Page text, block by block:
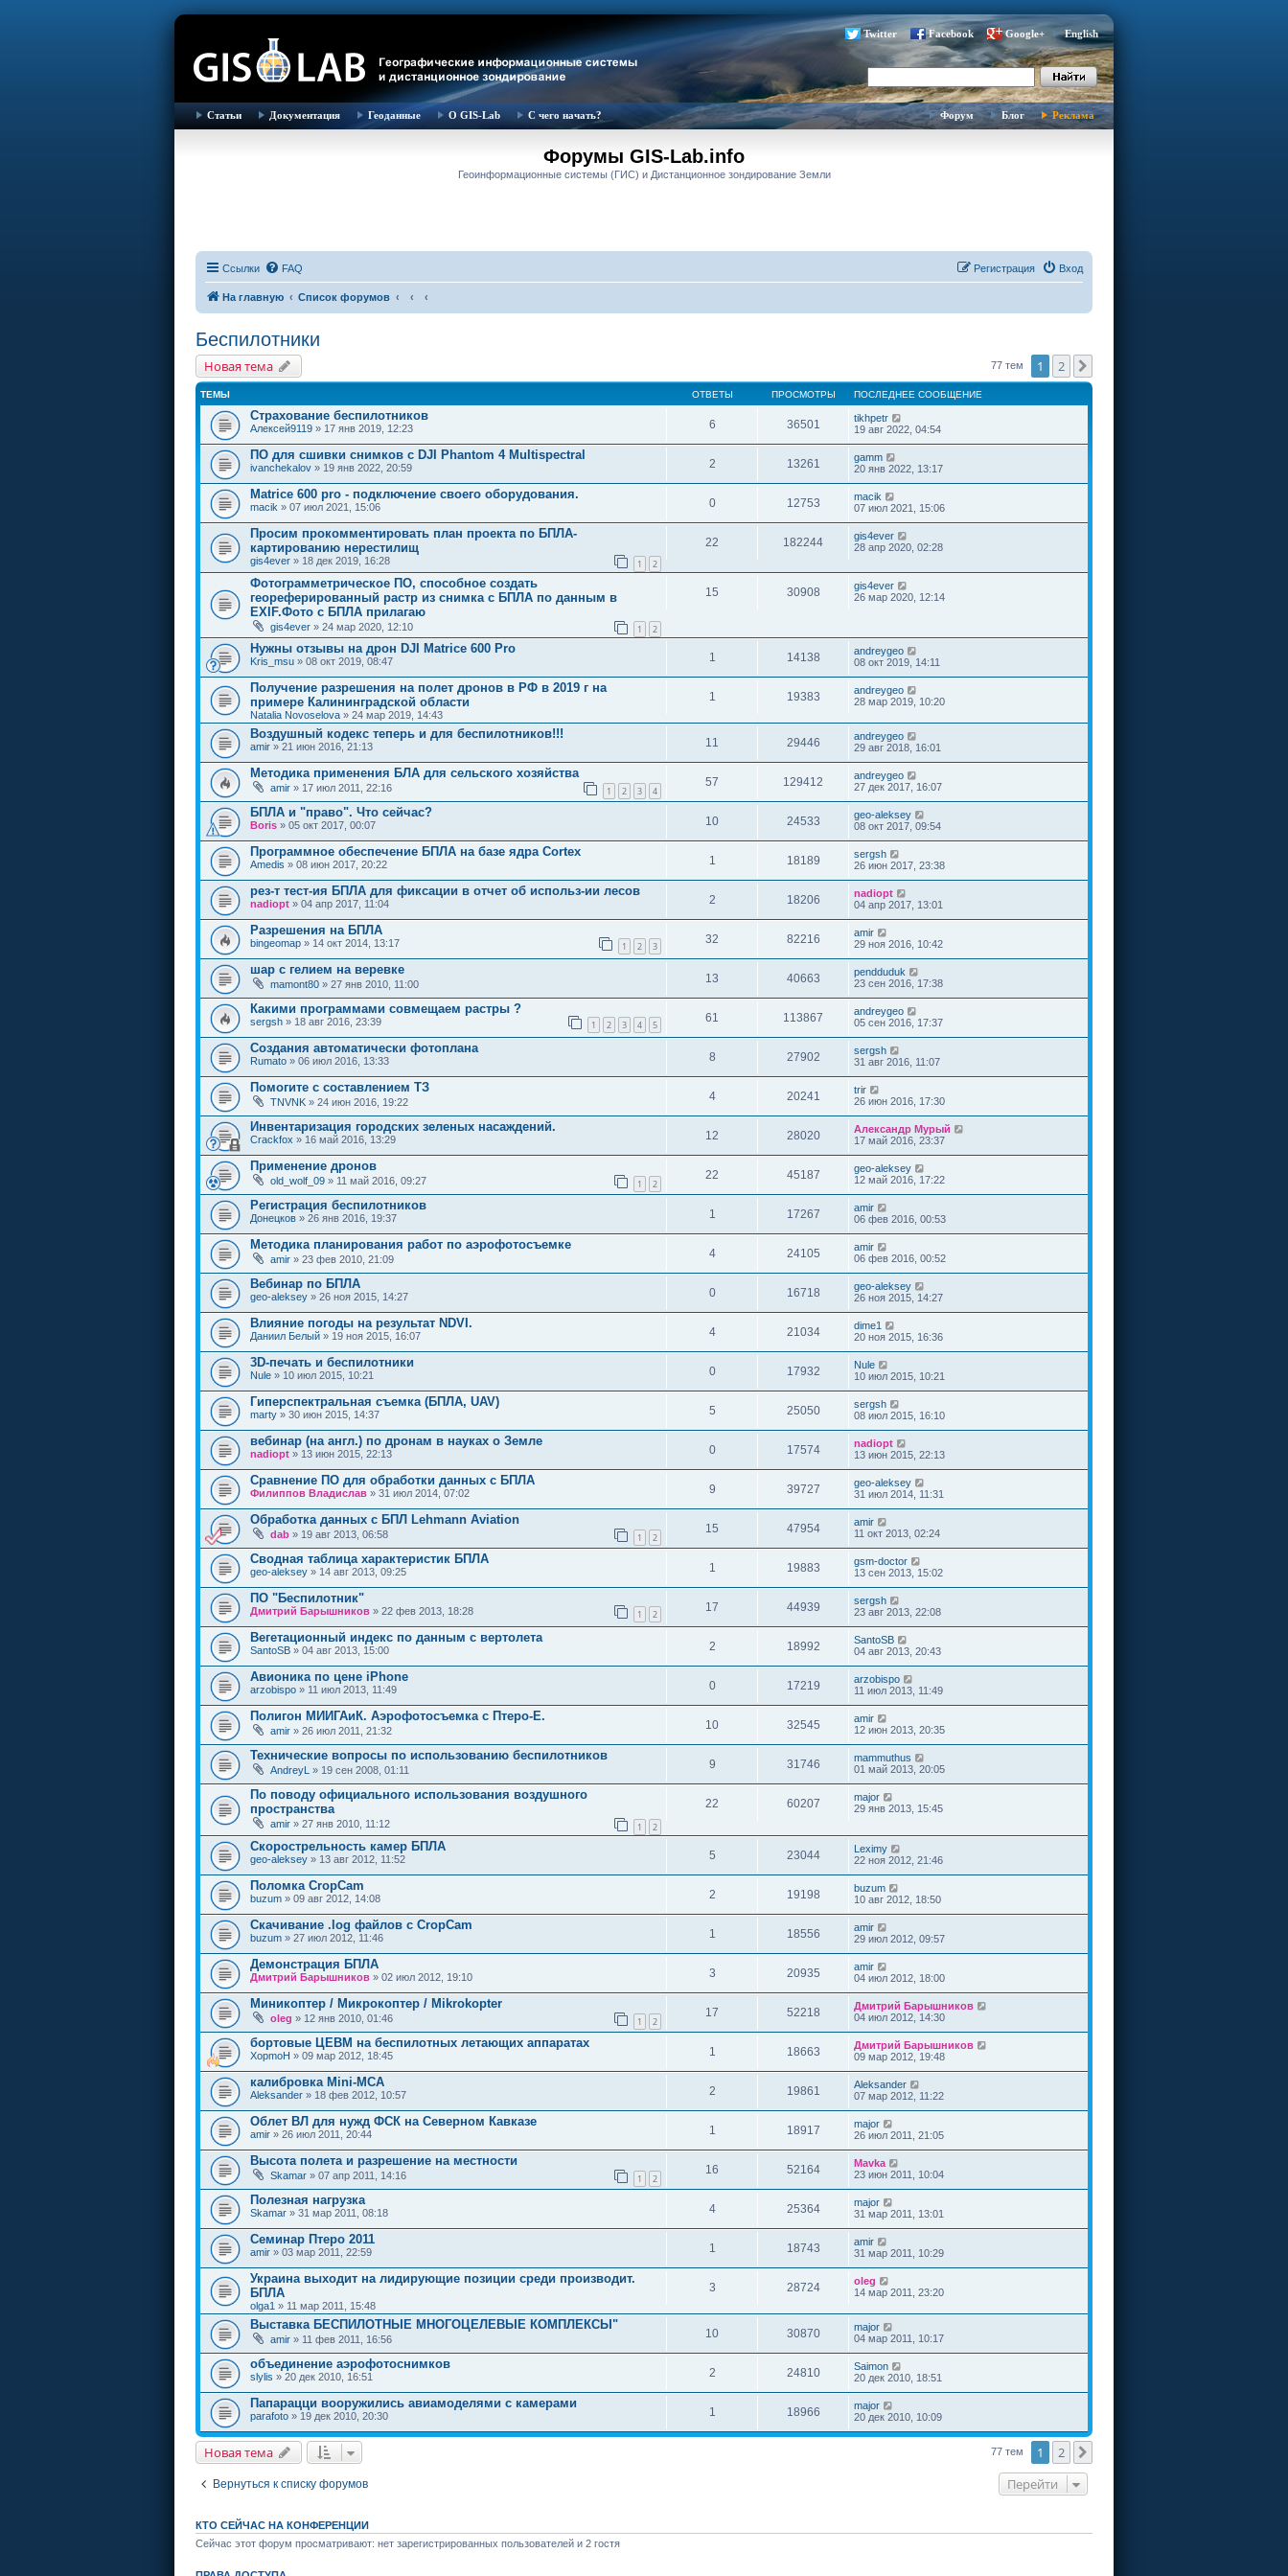
Twitter Facebook Google+ English
Статьи Документация Геоданные О GIS-Lab С чего начать? Форум Блог Реклама
Форумы GIS-Lab.info
Геоинформационные системы (ГИС) и Дистанционное зондирование Земли
Ссылки FAQ Вход
Регистрация
На главную Список форумов
Беспилотники
Новая тема 77 тем 1 2
ТЕМЫ ОТВЕТЫ ПРОСМОТРЫ ПОСЛЕДНЕЕ СООБЩЕНИЕ
Страхование беспилотников
Алексей9119 » 17 янв 2019, 12:23 6 36501
tikhpetr
19 авг 2022, 04:54
ПО для сшивки снимков с DJI Phantom 4 Multispectral
ivanchekalov » 19 янв 2022, 20:59 2 13261
gamm
20 янв 2022, 13:17
Matrice 600 pro - подключение своего оборудования.
macik » 07 июл 2021, 15:06 0 12753
macik
07 июл 2021, 15:06
Просим прокомментировать план проекта по БПЛА-
картированию нерестилищ
gis4ever » 18 дек 2019, 16:28 1 2
22 182244
gis4ever
28 апр 2020, 02:28
Фотограмметрическое ПО, способное создать
геореферированный растр из снимка с БПЛА по данным в
EXIF.Фото с БПЛА прилагаю
gis4ever » 24 мар 2020, 12:10 1 2
15 30908
gis4ever
26 мар 2020, 12:14
Нужны отзывы на дрон DJI Matrice 600 Pro
Kris_msu » 08 окт 2019, 08:47 1 14138
andreygeo
08 окт 2019, 14:11
Получение разрешения на полет дронов в РФ в 2019 г на
примере Калининградской области
Natalia Novoselova » 24 мар 2019, 14:43
1 19383
andreygeo
28 мар 2019, 10:20
Воздушный кодекс теперь и для беспилотников!!!
amir » 21 июн 2016, 21:13 11 29446
andreygeo
29 авг 2018, 16:01
Методика применения БЛА для сельского хозяйства
amir » 17 июл 2011, 22:16 1 2 3 4
57 129412
andreygeo
27 дек 2017, 16:07
БПЛА и "право". Что сейчас?
Boris » 05 окт 2017, 00:07 10 24533
geo-aleksey
08 окт 2017, 09:54
Программное обеспечение БПЛА на базе ядра Cortex
Amedis » 08 июн 2017, 20:22 1 18189
sergsh
26 июн 2017, 23:38
рез-т тест-ия БПЛА для фиксации в отчет об использ-ии лесов
nadiopt » 04 апр 2017, 11:04 2 18206
nadiopt
04 апр 2017, 13:01
Разрешения на БПЛА
bingeomap » 14 окт 2014, 13:17 1 2 3
32 82216
amir
29 ноя 2016, 10:42
шар с гелием на веревке
mamont80 » 27 янв 2010, 11:00 13 40663
pendduduk
23 сен 2016, 17:38
Какими программами совмещаем растры ?
sergsh » 18 авг 2016, 23:39 1 2 3 4 5
61 113867
andreygeo
05 сен 2016, 17:37
Создания автоматически фотоплана
Rumato » 06 июл 2016, 13:33 8 27902
sergsh
31 авг 2016, 11:07
Помогите с составлением ТЗ
TNVNK » 24 июн 2016, 19:22 4 20241
trir
26 июн 2016, 17:30
Инвентаризация городских зеленых насаждений.
Crackfox » 16 май 2016, 13:29 12 28020
Александр Мурый
17 май 2016, 23:37
Применение дронов
old_wolf_09 » 11 май 2016, 09:27 1 2
22 45187
geo-aleksey
12 май 2016, 17:22
Регистрация беспилотников
Донецков » 26 янв 2016, 19:37 1 17267
amir
06 фев 2016, 00:53
Методика планирования работ по аэрофотосъемке
amir » 23 фев 2010, 21:09 4 24105
amir
06 фев 2016, 00:52
Вебинар по БПЛА
geo-aleksey » 26 ноя 2015, 14:27 0 16718
geo-aleksey
26 ноя 2015, 14:27
Влияние погоды на результат NDVI.
Даниил Белый » 19 ноя 2015, 16:07 4 21034
dime1
20 ноя 2015, 16:36
3D-печать и беспилотники
Nule » 10 июл 2015, 10:21 0 17932
Nule
10 июл 2015, 10:21
Гиперспектральная съемка (БПЛА, UAV)
marty » 30 июн 2015, 14:37 5 25050
sergsh
08 июл 2015, 16:10
вебинар (на англ.) по дронам в науках о Земле
nadiopt » 13 июн 2015, 22:13 0 17574
nadiopt
13 июн 2015, 22:13
Сравнение ПО для обработки данных с БПЛА
Филиппов Владислав » 31 июл 2014, 07:02 9 39727
geo-aleksey
31 июл 2014, 11:31
Обработка данных с БПЛ Lehmann Aviation
dab » 19 авг 2013, 06:58 1 2
15 47954
amir
11 окт 2013, 02:24
Сводная таблица характеристик БПЛА
geo-aleksey » 14 авг 2013, 09:25 1 19883
gsm-doctor
13 сен 2013, 15:02
ПО "Беспилотник"
Дмитрий Барышников » 22 фев 2013, 18:28 1 2
17 44939
sergsh
23 авг 2013, 22:08
Вегетационный индекс по данным с вертолета
SantoSB » 04 авг 2013, 15:00 2 18992
SantoSB
04 авг 2013, 20:43
Авионика по цене iPhone
arzobispo » 11 июл 2013, 11:49 0 17219
arzobispo
11 июл 2013, 11:49
Полигон МИИГАиК. Аэрофотосъемка с Птеро-Е.
amir » 26 июл 2011, 21:32 10 32545
amir
12 июн 2013, 20:35
Технические вопросы по использованию беспилотников
AndreyL » 19 сен 2008, 01:11 9 31746
mammuthus
01 май 2013, 20:05
По поводу официального использования воздушного
пространства
amir » 27 янв 2010, 11:12 1 2
22 60207
major
29 янв 2013, 15:45
Скорострельность камер БПЛА
geo-aleksey » 13 авг 2012, 11:52 5 23044
Leximy
22 ноя 2012, 21:46
Поломка CropCam
buzum » 09 авг 2012, 14:08 2 19198
buzum
10 авг 2012, 18:50
Скачивание .log файлов с CropCam
buzum » 27 июл 2012, 11:46 1 18556
amir
29 июл 2012, 09:57
Демонстрация БПЛА
Дмитрий Барышников » 02 июл 2012, 19:10 3 20935
amir
04 июл 2012, 18:00
Миникоптер / Микрокоптер / Mikrokopter
oleg » 12 янв 2010, 01:46 1 2
17 52218
Дмитрий Барышников
04 июл 2012, 14:30
бортовые ЦЕВМ на беспилотных летающих аппаратах
XopmoH » 09 мар 2012, 18:45 1 18663
Дмитрий Барышников
09 мар 2012, 19:48
калибровка Mini-MCA
Aleksander » 18 фев 2012, 10:57 2 19861
Aleksander
07 мар 2012, 11:22
Облет ВЛ для нужд ФСК на Северном Кавказе
amir » 26 июл 2011, 20:44 1 18917
major
26 июл 2011, 21:05
Высота полета и разрешение на местности
Skamar » 07 апр 2011, 14:16 1 2
16 52164
Mavka
23 июн 2011, 10:04
Полезная нагрузка
Skamar » 31 мар 2011, 08:18 4 25364
major
31 мар 2011, 13:01
Семинар Птеро 2011
amir » 03 мар 2011, 22:59 1 18743
amir
31 мар 2011, 10:29
Украина выходит на лидирующие позиции среди производит.
БПЛА
olga1 » 11 мар 2011, 15:48
3 28724
oleg
14 мар 2011, 23:20
Выставка БЕСПИЛОТНЫЕ МНОГОЦЕЛЕВЫЕ КОМПЛЕКСЫ"
amir » 11 фев 2011, 16:56 10 30870
major
04 мар 2011, 10:17
объединение аэрофотоснимков
slylis » 20 дек 2010, 16:51 2 24810
Saimon
20 дек 2010, 18:51
Папарацци вооружились авиамоделями с камерами
parafoto » 19 дек 2010, 20:30 1 18966
major
20 дек 2010, 10:09
Новая тема 77 тем 1 2
Вернуться к списку форумов Перейти
КТО СЕЙЧАС НА КОНФЕРЕНЦИИ
Сейчас этот форум просматривают: нет зарегистрированных пользователей и 2 гостя